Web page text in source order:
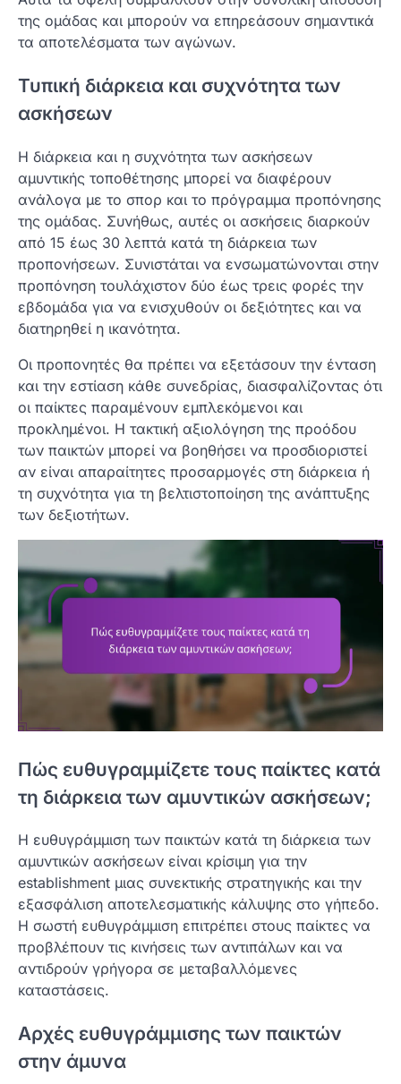
της ομάδας και μπορούν να επηρεάσουν σημαντικά
τα αποτελέσματα των αγώνων.
Τυπική διάρκεια και συχνότητα των
ασκήσεων
Η διάρκεια και η συχνότητα των ασκήσεων
αμυντικής τοποθέτησης μπορεί να διαφέρουν
ανάλογα με το σπορ και το πρόγραμμα προπόνησης
της ομάδας. Συνήθως, αυτές οι ασκήσεις διαρκούν
από 15 έως 30 λεπτά κατά τη διάρκεια των
προπονήσεων. Συνιστάται να ενσωματώνονται στην
προπόνηση τουλάχιστον δύο έως τρεις φορές την
εβδομάδα για να ενισχυθούν οι δεξιότητες και να
διατηρηθεί η ικανότητα.
Οι προπονητές θα πρέπει να εξετάσουν την ένταση
και την εστίαση κάθε συνεδρίας, διασφαλίζοντας ότι
οι παίκτες παραμένουν εμπλεκόμενοι και
προκλημένοι. Η τακτική αξιολόγηση της προόδου
των παικτών μπορεί να βοηθήσει να προσδιοριστεί
αν είναι απαραίτητες προσαρμογές στη διάρκεια ή
τη συχνότητα για τη βελτιστοποίηση της ανάπτυξης
των δεξιοτήτων.
Πώς ευθυγραμμίζετε τους παίκτες κατά
τη διάρκεια των αμυντικών ασκήσεων;
Η ευθυγράμμιση των παικτών κατά τη διάρκεια των
αμυντικών ασκήσεων είναι κρίσιμη για την
establishment μιας συνεκτικής στρατηγικής και την
εξασφάλιση αποτελεσματικής κάλυψης στο γήπεδο.
Η σωστή ευθυγράμμιση επιτρέπει στους παίκτες να
προβλέπουν τις κινήσεις των αντιπάλων και να
αντιδρούν γρήγορα σε μεταβαλλόμενες
καταστάσεις.
Αρχές ευθυγράμμισης των παικτών
στην άμυνα